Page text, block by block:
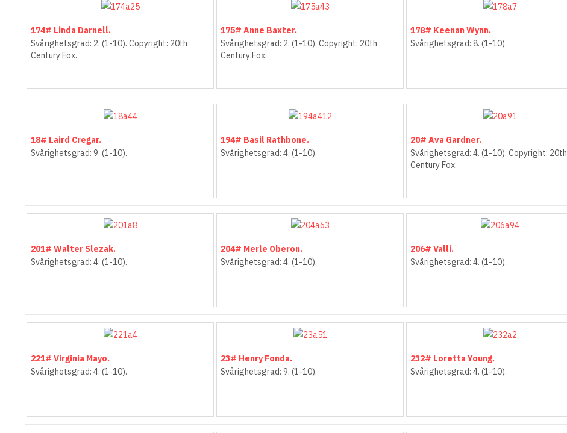
174# Linda Darnell.
Svårighetsgrad: 2. (1-10). Copyright: 20th
Century Fox.
175# Anne Baxter.
Svårighetsgrad: 2. (1-10). Copyright: 20th
Century Fox.
178# Keenan Wynn.
Svårighetsgrad: 8. (1-10).
18# Laird Cregar.
Svårighetsgrad: 9. (1-10).
194# Basil Rathbone.
Svårighetsgrad: 4. (1-10).
20# Ava Gardner.
Svårighetsgrad: 4. (1-10). Copyright: 20th
Century Fox.
201# Walter Slezak.
Svårighetsgrad: 4. (1-10).
204# Merle Oberon.
Svårighetsgrad: 4. (1-10).
206# Valli.
Svårighetsgrad: 4. (1-10).
221# Virginia Mayo.
Svårighetsgrad: 4. (1-10).
23# Henry Fonda.
Svårighetsgrad: 9. (1-10).
232# Loretta Young.
Svårighetsgrad: 4. (1-10).